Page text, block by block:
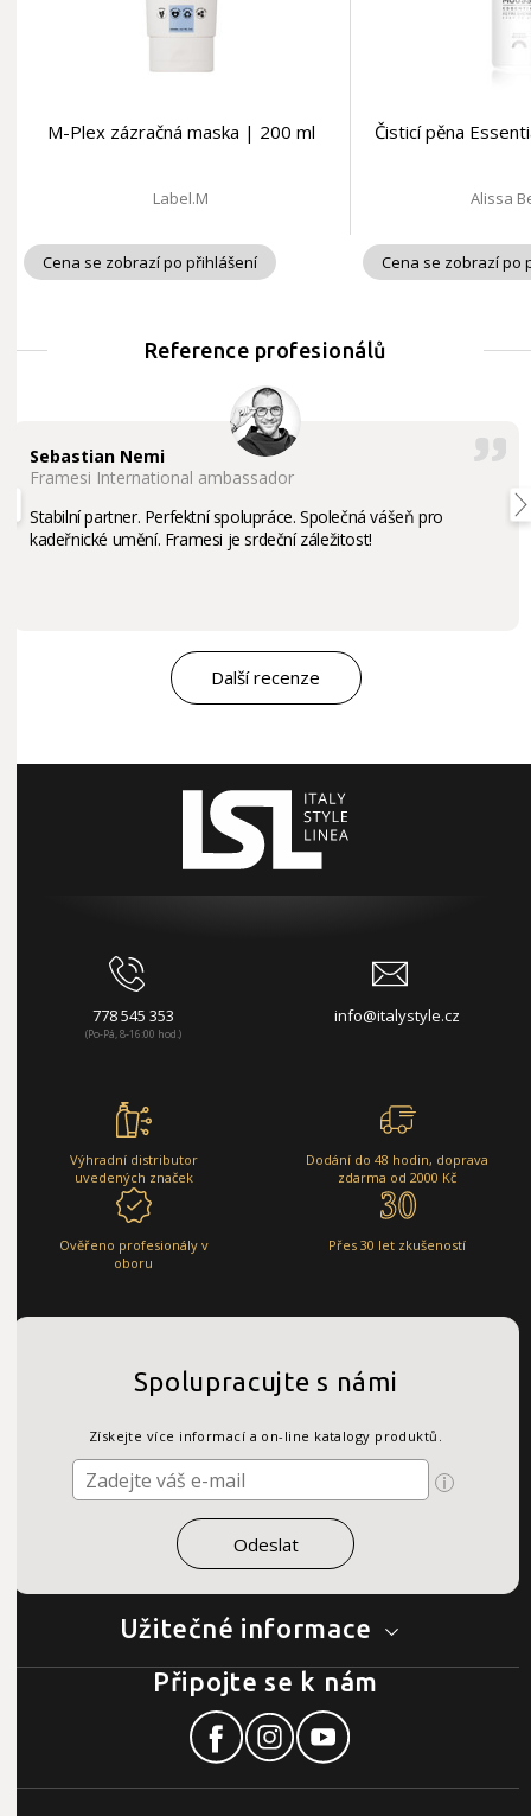
M-Plex zázračná maska | 200 ml
Label.M
Cena se zobrazí po přihlášení
Čisticí pěna
Alissa
Cena se zobrazí po
Reference profesionálů
Sebastian Nemi
Framesi International ambassador
Stabilní partner. Perfektní spolupráce. Společná vášeň pro
kadeřnické umění. Framesi je srdeční záležitost!
Další recenze
778 545 353
(Po-Pá, 8-16:00 hod.)
info@italystyle.cz
Výhradní distributor
uvedených značek
Dodání do 48 hodin, doprava
zdarma od 2000 Kč
Ověřeno profesionály v
oboru
Přes 30 let zkušeností
Užitečné informace
Spolupracujte s námi
Získejte více informací a on-line katalogy produktů.
Připojte se k nám